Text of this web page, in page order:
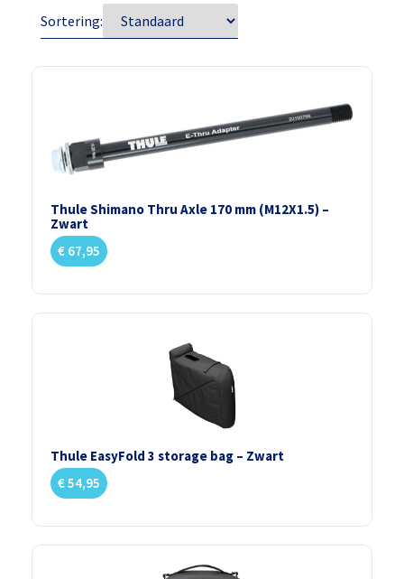
Sortering:
Thule Shimano Thru Axle 170 mm (M12X1.5) –
Zwart
€ 67,95
Thule EasyFold 3 storage bag – Zwart
€54,95